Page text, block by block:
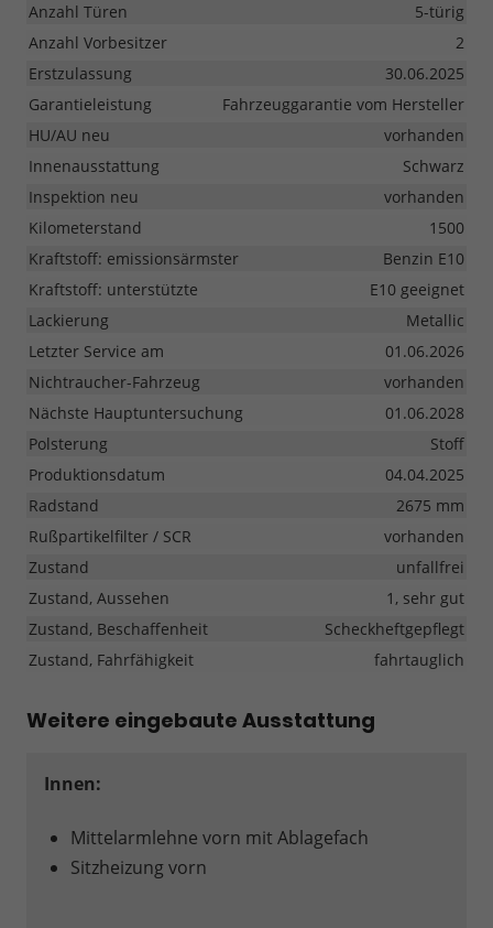
Anzahl Türen
5-türig
Anzahl Vorbesitzer
2
Erstzulassung
30.06.2025
Garantieleistung
Fahrzeuggarantie vom Hersteller
HU/AU neu
vorhanden
Innenausstattung
Schwarz
Inspektion neu
vorhanden
Kilometerstand
1500
Kraftstoff: emissionsärmster
Benzin E10
Kraftstoff: unterstützte
E10 geeignet
Lackierung
Metallic
Letzter Service am
01.06.2026
Nichtraucher-Fahrzeug
vorhanden
Nächste Hauptuntersuchung
01.06.2028
Polsterung
Stoff
Produktionsdatum
04.04.2025
Radstand
2675 mm
Rußpartikelfilter / SCR
vorhanden
Zustand
unfallfrei
Zustand, Aussehen
1, sehr gut
Zustand, Beschaffenheit
Scheckheftgepflegt
Zustand, Fahrfähigkeit
fahrtauglich
Weitere eingebaute Ausstattung
Innen:
Mittelarmlehne vorn mit Ablagefach
Sitzheizung vorn